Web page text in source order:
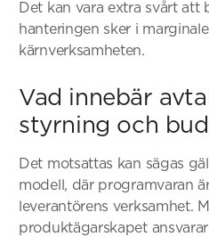
Det kan vara extra svårt
hanteringen sker i
kärnverksamheten.
Vad innebär
styrning och
Det motsattas kan sägas
modell, där programvaran
leverantörens verksamhet.
produktägarskapet